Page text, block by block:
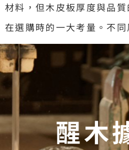
材料，但木皮板厚度與品
在選購時的一大考量。不
醒木